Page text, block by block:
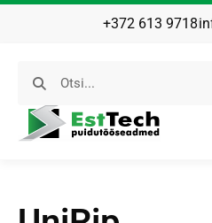
+372 613 9718